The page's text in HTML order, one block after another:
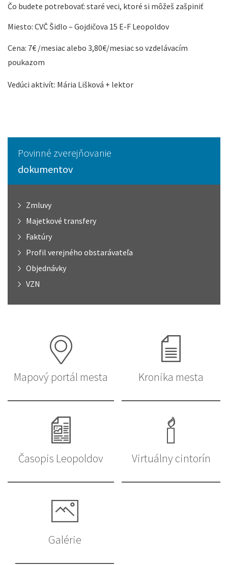
Čo budete potrebovať: staré veci, ktoré si môžeš zašpiniť
Miesto: CVČ Šidlo – Gojdičova 15 E-F Leopoldov
Cena: 7€ /mesiac alebo 3,80€/mesiac so vzdelávacím
poukazom
Vedúci aktivít: Mária Lišková + lektor
Povinné zverejňovanie
dokumentov
Zmluvy
Majetkové transfery
Faktúry
Profil verejného obstarávateľa
Objednávky
VZN
Mapový portál mesta Kronika mesta
Časopis Leopoldov Virtuálny cintorín
Galérie